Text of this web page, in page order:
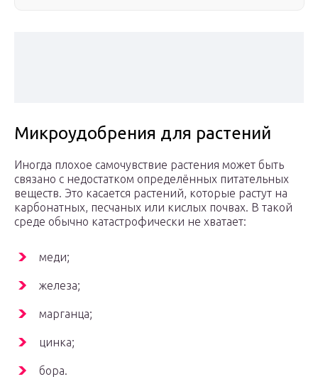
Микроудобрения для растений
Иногда плохое самочувствие растения может быть
связано с недостатком определённых питательных
веществ. Это касается растений, которые растут на
карбонатных, песчаных или кислых почвах. В такой
среде обычно катастрофически не хватает:
меди;
железа;
марганца;
цинка;
бора.